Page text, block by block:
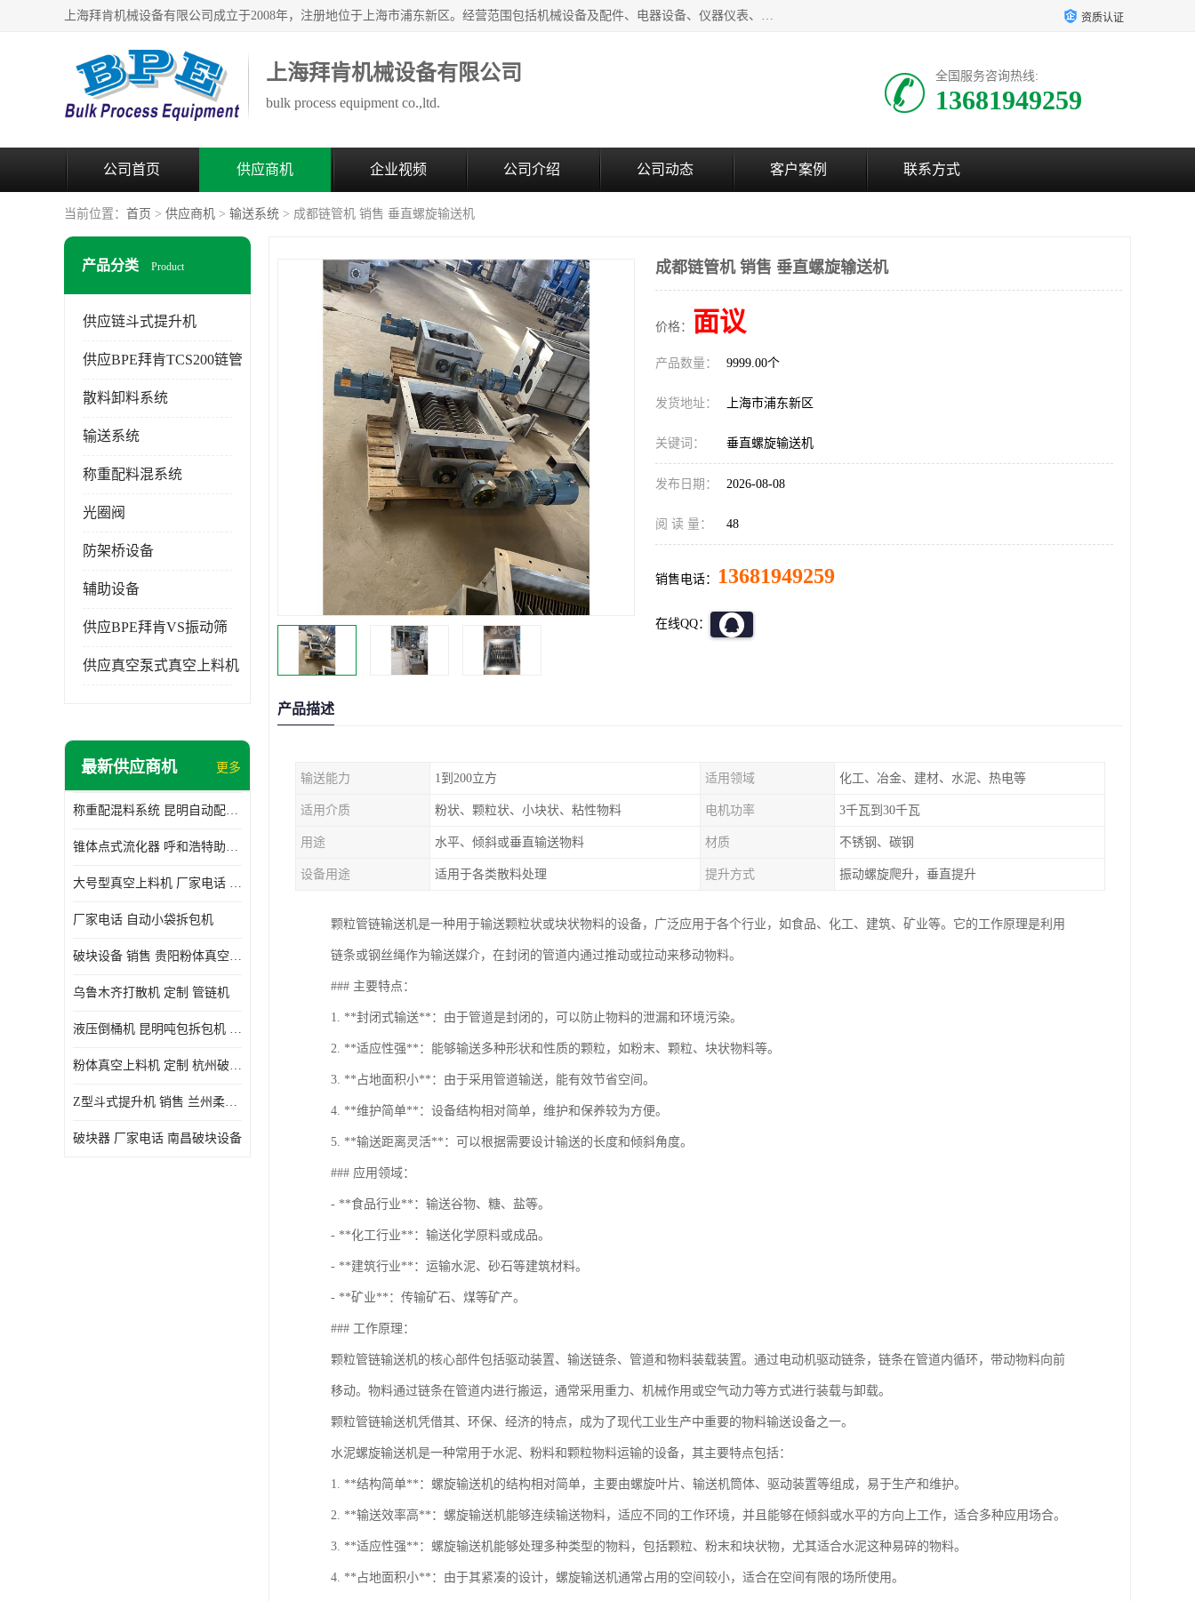
上海拜肯机械设备有限公司成立于2008年，注册地位于上海市浦东新区。经营范围包括机械设备及配件、电器设备、仪器仪表、化工原料及产品、软件及辅助设备，机械设备及配件的制造、加工等；主要产品有：气力输送，小袋倒袋站，吨袋倒袋站，倒桶机，集装箱卸料系统，Z型斗式输送机，螺旋输送机，管链输送机，真空上料机，流化器，配混料系统，软管等。 资质认证
上海拜肯机械设备有限公司
bulk process equipment co.,ltd.
全国服务咨询热线:
13681949259
公司首页 供应商机 企业视频 公司介绍 公司动态 客户案例 联系方式
当前位置： 首页 > 供应商机 > 输送系统 > 成都链管机 销售 垂直螺旋输送机
产品分类 Product
供应链斗式提升机
供应BPE拜肯TCS200链管
散料卸料系统
输送系统
称重配料混系统
光圈阀
防架桥设备
辅助设备
供应BPE拜肯VS振动筛
供应真空泵式真空上料机
最新供应商机 更多
称重配混料系统 昆明自动配料系统 厂家电话
锥体点式流化器 呼和浩特助流料斗 厂家
大号型真空上料机 厂家电话 武汉粉体料管链机
厂家电话 自动小袋拆包机
破块设备 销售 贵阳粉体真空上料机
乌鲁木齐打散机 定制 管链机
液压倒桶机 昆明吨包拆包机 定制
粉体真空上料机 定制 杭州破块器
Z型斗式提升机 销售 兰州柔性螺旋输送机
破块器 厂家电话 南昌破块设备
成都链管机 销售 垂直螺旋输送机
价格： 面议
产品数量： 9999.00个
发货地址： 上海市浦东新区
关键词： 垂直螺旋输送机
发布日期： 2026-08-08
阅 读 量： 48
销售电话： 13681949259
在线QQ：
产品描述
输送能力 1到200立方 适用领域 化工、冶金、建材、水泥、热电等
适用介质 粉状、颗粒状、小块状、粘性物料 电机功率 3千瓦到30千瓦
用途 水平、倾斜或垂直输送物料 材质 不锈钢、碳钢
设备用途 适用于各类散料处理 提升方式 振动螺旋爬升，垂直提升
颗粒管链输送机是一种用于输送颗粒状或块状物料的设备，广泛应用于各个行业，如食品、化工、建筑、矿业等。它的工作原理是利用
链条或钢丝绳作为输送媒介，在封闭的管道内通过推动或拉动来移动物料。
### 主要特点：
1. **封闭式输送**：由于管道是封闭的，可以防止物料的泄漏和环境污染。
2. **适应性强**：能够输送多种形状和性质的颗粒，如粉末、颗粒、块状物料等。
3. **占地面积小**：由于采用管道输送，能有效节省空间。
4. **维护简单**：设备结构相对简单，维护和保养较为方便。
5. **输送距离灵活**：可以根据需要设计输送的长度和倾斜角度。
### 应用领域：
- **食品行业**：输送谷物、糖、盐等。
- **化工行业**：输送化学原料或成品。
- **建筑行业**：运输水泥、砂石等建筑材料。
- **矿业**：传输矿石、煤等矿产。
### 工作原理：
颗粒管链输送机的核心部件包括驱动装置、输送链条、管道和物料装载装置。通过电动机驱动链条，链条在管道内循环，带动物料向前
移动。物料通过链条在管道内进行搬运，通常采用重力、机械作用或空气动力等方式进行装载与卸载。
颗粒管链输送机凭借其、环保、经济的特点，成为了现代工业生产中重要的物料输送设备之一。
水泥螺旋输送机是一种常用于水泥、粉料和颗粒物料运输的设备，其主要特点包括：
1. **结构简单**：螺旋输送机的结构相对简单，主要由螺旋叶片、输送机筒体、驱动装置等组成，易于生产和维护。
2. **输送效率高**：螺旋输送机能够连续输送物料，适应不同的工作环境，并且能够在倾斜或水平的方向上工作，适合多种应用场合。
3. **适应性强**：螺旋输送机能够处理多种类型的物料，包括颗粒、粉末和块状物，尤其适合水泥这种易碎的物料。
4. **占地面积小**：由于其紧凑的设计，螺旋输送机通常占用的空间较小，适合在空间有限的场所使用。